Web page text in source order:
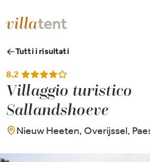
Tutti i risultati
8.2
Villaggio turistico
Sallandshoeve
Nieuw Heeten, Overijssel,